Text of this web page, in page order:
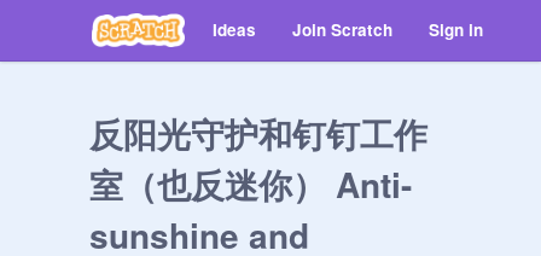
Ideas Join Scratch Sign in
反阳光守护和钉钉工作
室（也反迷你） Anti-
sunshine and